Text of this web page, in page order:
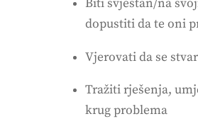
Biti svjestan/na
dopustiti da te oni
Vjerovati da se
Tražiti rješenja,
krug problema